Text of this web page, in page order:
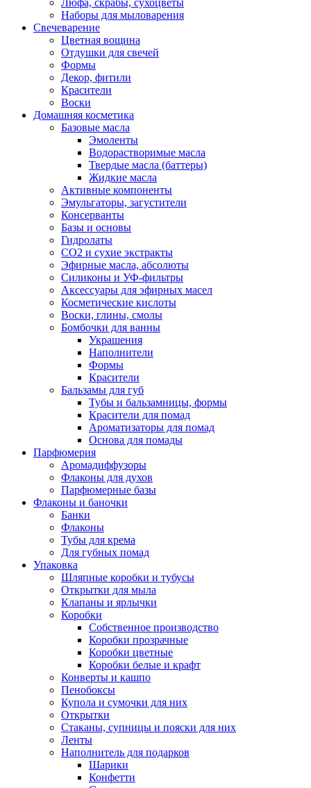
Люфа, скрабы, сухоцветы
Наборы для мыловарения
Свечеварение
Цветная вощина
Отдушки для свечей
Формы
Декор, фитили
Красители
Воски
Домашняя косметика
Базовые масла
Эмоленты
Водорастворимые масла
Твердые масла (баттеры)
Жидкие масла
Активные компоненты
Эмульгаторы, загустители
Консерванты
Базы и основы
Гидролаты
СО2 и сухие экстракты
Эфирные масла, абсолюты
Силиконы и УФ-фильтры
Аксессуары для эфирных масел
Косметические кислоты
Воски, глины, смолы
Бомбочки для ванны
Украшения
Наполнители
Формы
Красители
Бальзамы для губ
Тубы и бальзамницы, формы
Красители для помад
Ароматизаторы для помад
Основа для помады
Парфюмерия
Аромадиффузоры
Флаконы для духов
Парфюмерные базы
Флаконы и баночки
Банки
Флаконы
Тубы для крема
Для губных помад
Упаковка
Шляпные коробки и тубусы
Открытки для мыла
Клапаны и ярлычки
Коробки
Собственное производство
Коробки прозрачные
Коробки цветные
Коробки белые и крафт
Конверты и кашпо
Пенобоксы
Купола и сумочки для них
Открытки
Стаканы, супницы и пояски для них
Ленты
Наполнитель для подарков
Шарики
Конфетти